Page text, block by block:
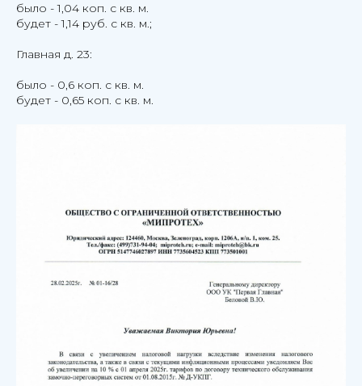
было - 1,04 коп. с кв. м.
будет - 1,14 руб. с кв. м.;
Главная д. 23:
было - 0,6 коп. с кв. м.
будет - 0,65 коп. с кв. м.